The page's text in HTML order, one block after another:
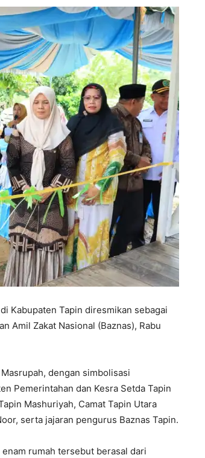
Kabupaten Tapin diresmikan sebagai
Amil Zakat Nasional (Baznas), Rabu
dengan simbolisasi
Pemerintahan dan Kesra Setda Tapin
Mashuriyah, Camat Tapin Utara
serta jajaran pengurus Baznas Tapin.
rumah tersebut berasal dari